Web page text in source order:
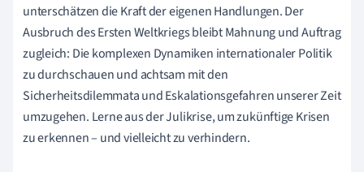
unterschätzen die Kraft der eigenen Handlungen. Der
Ausbruch des Ersten Weltkriegs bleibt Mahnung und Auftrag
zugleich: Die komplexen Dynamiken internationaler Politik
zu durchschauen und achtsam mit den
Sicherheitsdilemmata und Eskalationsgefahren unserer Zeit
umzugehen. Lerne aus der Julikrise, um zukünftige Krisen
zu erkennen – und vielleicht zu verhindern.